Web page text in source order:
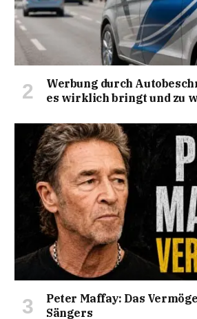
Werbung durch
es wirklich bringt und zu
Peter Maffay: Das
Sängers